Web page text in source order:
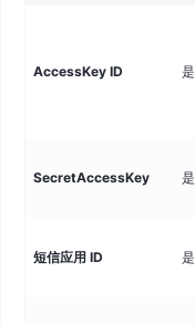
AccessKey ID 是
SecretAccessKey 是
短信应用 ID 是